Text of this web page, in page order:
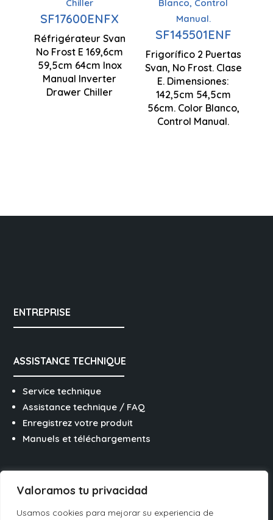
Valoramos tu privacidad
Usamos cookies para mejorar su experiencia de
SF17600ENFX
Réfrigérateur Svan
No Frost E 169,6cm
59,5cm 64cm Inox
Manual Inverter
Drawer Chiller
Ventilation
à flux d'air
multiples
Moteur à
inverseur
Contrôle
manuel
1696 x 595
x 640 mm
SF145501ENF
Frigorífico 2 Puertas
Svan, No Frost. Clase
E. Dimensiones:
142,5cm 54,5cm
56cm. Color Blanco,
Control Manual.
litres
Technologie
antigel
Mode
Super
Freeze
ENTREPRISE
ASSISTANCE TECHNIQUE
Service technique
Assistance technique / FAQ
Enregistrez votre produit
Manuels et téléchargements